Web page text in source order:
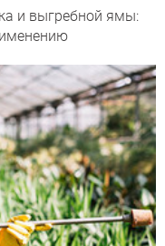
и выгребной ямы: